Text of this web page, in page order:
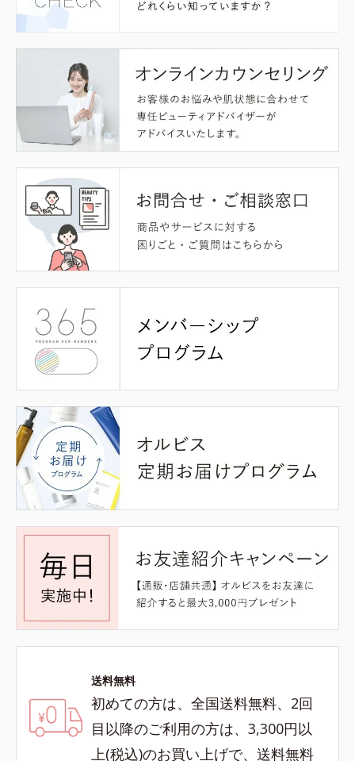
送料無料
初めての方は、全国送料無料、2回
目以降のご利用の方は、3,300円以
上(税込)のお買い上げで、送料無料